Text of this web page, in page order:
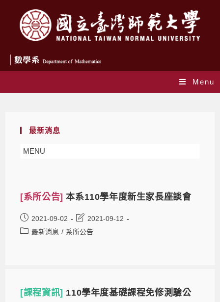
Menu
最新消息
MENU
[系所公告]本系110學年度新生家長座談會
2021-09-02
2021-09-12
最新消息 / 系所公告
[課程資訊] 110學年度基礎課程免修測驗公